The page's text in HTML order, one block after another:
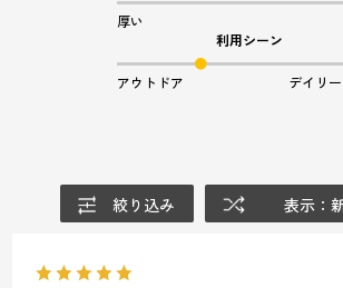
厚い
利用シーン
アウトドア デイリ
絞り込み 表示：